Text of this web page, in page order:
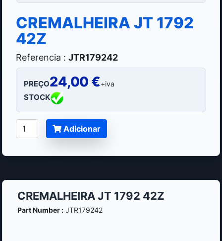
CREMALHEIRA JT 1792
42Z
Referencia : JTR179242
PREÇO24,00 €+iva
STOCK
Adicionar
CREMALHEIRA JT 1792 42Z
Part Number :JTR179242